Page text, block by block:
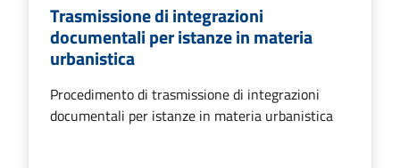
Trasmissione di integrazioni
documentali per istanze in materia
urbanistica
Procedimento di trasmissione di integrazioni
documentali per istanze in materia urbanistica